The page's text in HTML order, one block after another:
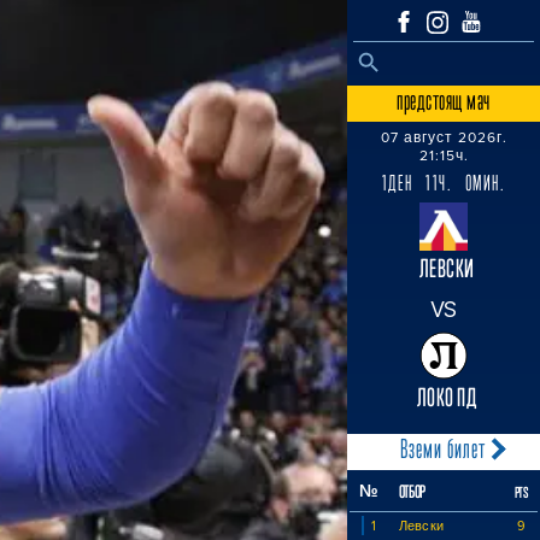
Search
SEARCH BUTTON
предстоящ мач
07 август 2026г.
21:15ч.
1ДЕН 11Ч. 0МИН.
ЛЕВСКИ
VS
ЛОКО ПД
Вземи билет
№ ОТБОР PTS
1 Левски 9